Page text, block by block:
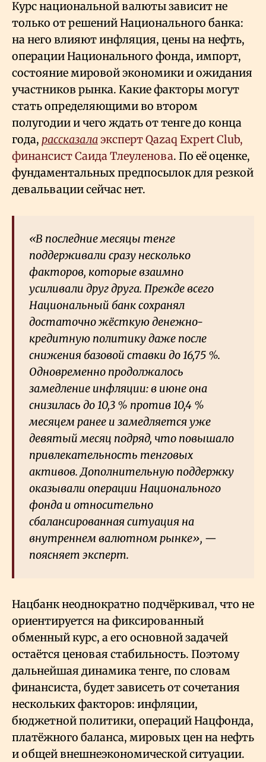
Курс национальной валюты зависит не
только от решений Национального банка:
на него влияют инфляция, цены на нефть,
операции Национального фонда, импорт,
состояние мировой экономики и ожидания
участников рынка. Какие факторы могут
стать определяющими во втором
полугодии и чего ждать от тенге до конца
года, рассказалаэксперт Qazaq Expert Club,
финансист Саида Тлеуленова. По её оценке,
фундаментальных предпосылок для резкой
девальвации сейчас нет.
«В последние месяцы тенге
поддерживали сразу несколько
факторов, которые взаимно
усиливали друг друга. Прежде всего
Национальный банк сохранял
достаточно жёсткую денежно-
кредитную политику даже после
снижения базовой ставки до 16,75 %.
Одновременно продолжалось
замедление инфляции: в июне она
снизилась до 10,3 % против 10,4 %
месяцем ранее и замедляется уже
девятый месяц подряд, что повышало
привлекательность тенговых
активов. Дополнительную поддержку
оказывали операции Национального
фонда и относительно
сбалансированная ситуация на
внутреннем валютном рынке», —
поясняет эксперт.
Нацбанк неоднократно подчёркивал, что не
ориентируется на фиксированный
обменный курс, а его основной задачей
остаётся ценовая стабильность. Поэтому
дальнейшая динамика тенге, по словам
финансиста, будет зависеть от сочетания
нескольких факторов: инфляции,
бюджетной политики, операций Нацфонда,
платёжного баланса, мировых цен на нефть
и общей внешнеэкономической ситуации.